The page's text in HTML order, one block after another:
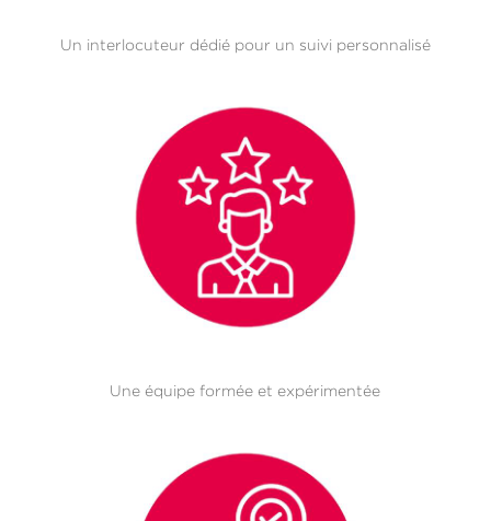
Un interlocuteur dédié pour un suivi personnalisé
Une équipe formée et expérimentée